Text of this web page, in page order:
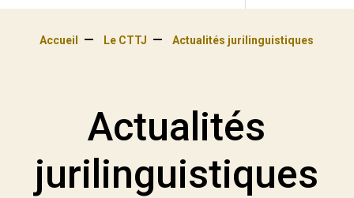
Accueil Le CTTJ Actualités jurilinguistiques
Actualités
jurilinguistiques